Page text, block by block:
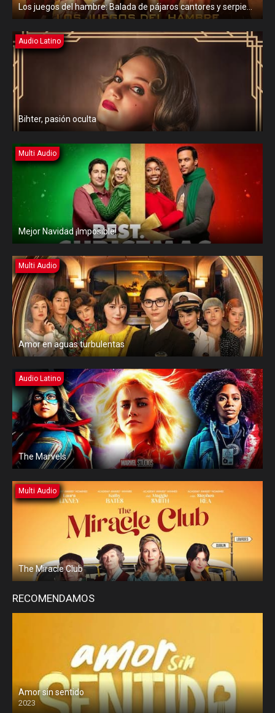
Los juegos del hambre: Balada de pájaros cantores y serpientes
Audio Latino
Bihter, pasión oculta
Multi Audio
Mejor Navidad ¡Imposible!
Multi Audio
Amor en aguas turbulentas
Audio Latino
The Marvels
Multi Audio
The Miracle Club
RECOMENDAMOS
Amor sin sentido
2023